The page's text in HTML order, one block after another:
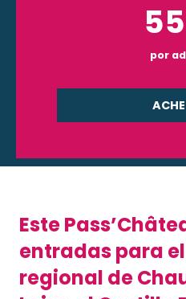
55
por
Este
entradas para
regional de